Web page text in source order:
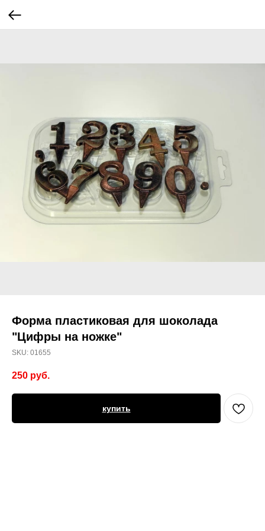
Форма пластиковая для шоколада
"Цифры на ножке"
SKU: 01655
250 руб.
купить